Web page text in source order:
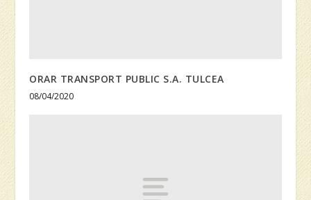
ORAR TRANSPORT PUBLIC S.A. TULCEA
08/04/2020